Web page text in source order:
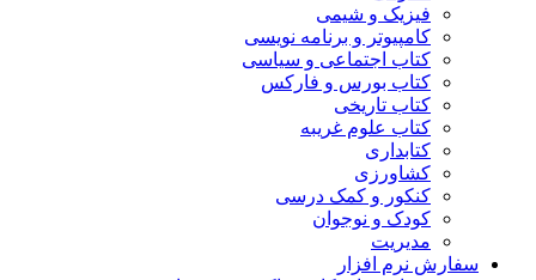
فیزیک و شیمی
کامپیوتر و برنامه نویسی
کتاب اجتماعی و سیاسی
کتاب بورس و فارکس
کتاب تاریخی
کتاب علوم غریبه
کتابداری
کشاورزی
کنکور و کمک‌ درسی
کودک و نوجوان
مدیریت
سفارش نرم افزار